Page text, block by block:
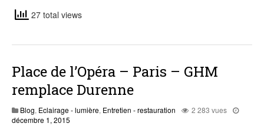
27 total views
Place de l’Opéra – Paris – GHM
remplace Durenne
Blog, Eclairage - lumière, Entretien - restauration
2 283 vues
décembre 1, 2015